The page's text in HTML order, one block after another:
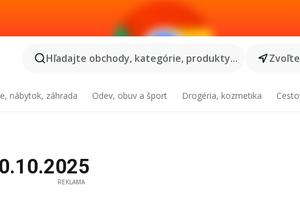
Hľadajte obchody, kategórie, produkty...
nábytok, záhrada Odev, obuv a šport Drogéria, kozmetika
REKLAMA